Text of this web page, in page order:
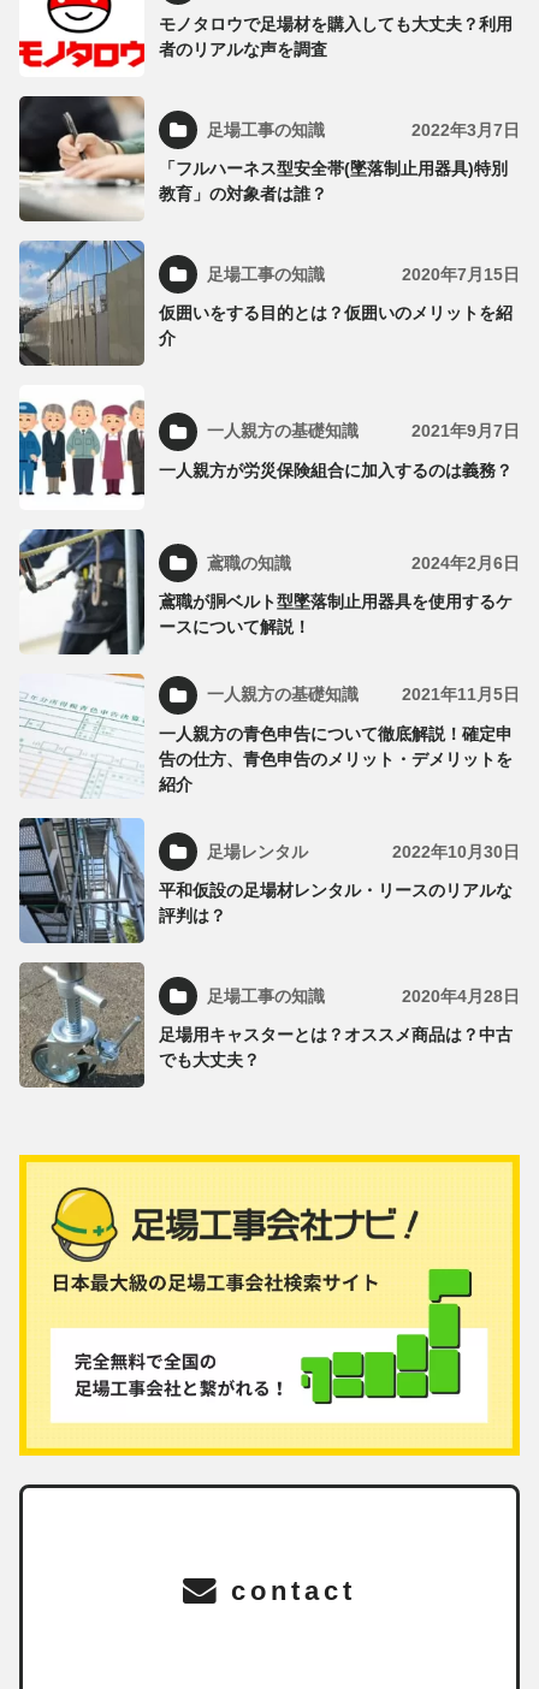
モノタロウで足場材を購入しても大丈夫？利用
者のリアルな声を調査
足場工事の知識 2022年3月7日
「フルハーネス型安全帯(墜落制止用器具)特別
教育」の対象者は誰？
足場工事の知識 2020年7月15日
仮囲いをする目的とは？仮囲いのメリットを紹
介
一人親方の基礎知識 2021年9月7日
一人親方が労災保険組合に加入するのは義務？
鳶職の知識 2024年2月6日
鳶職が胴ベルト型墜落制止用器具を使用するケ
ースについて解説！
一人親方の基礎知識 2021年11月5日
一人親方の青色申告について徹底解説！確定申
告の仕方、青色申告のメリット・デメリットを
紹介
足場レンタル 2022年10月30日
平和仮設の足場材レンタル・リースのリアルな
評判は？
足場工事の知識 2020年4月28日
足場用キャスターとは？オススメ商品は？中古
でも大丈夫？
contact